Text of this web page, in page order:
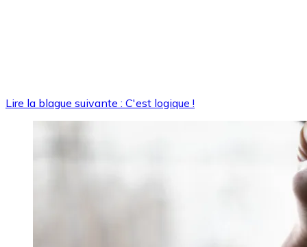
Lire la blague suivante : C'est logique !